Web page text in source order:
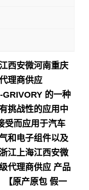
西安微河南重庆
理商供应
的一种
挑战性的应用中
受而应用于汽车
和电子组件以及
江上海江西安微
代理商供应 产品
【原产原包 假一